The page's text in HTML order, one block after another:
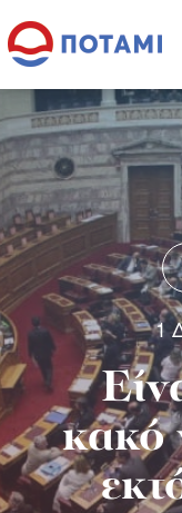
1
κακό